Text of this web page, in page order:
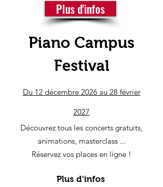
Plus d'infos
Piano Campus
Festival
Du 12 décembre 2026 au 28 février
2027
Découvrez tous les concerts gratuits,
animations, masterclass ...
Réservez vos places en ligne !
Plus d'infos